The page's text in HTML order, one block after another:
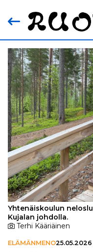
Yhtenäiskoulun
Kujalan johdolla.
Terhi Kääriäinen
ELÄMÄNMENO